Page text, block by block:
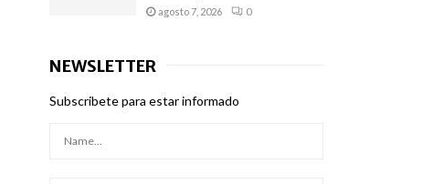
agosto 7, 2026 0
NEWSLETTER
Subscribete para estar informado